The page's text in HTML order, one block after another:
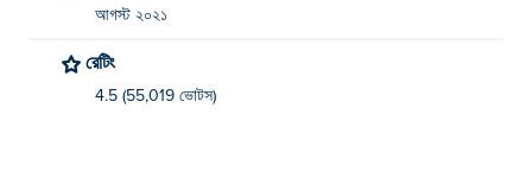
আগস্ট ২০২১
রেটিং
4.5 (55,019 ভোটস)